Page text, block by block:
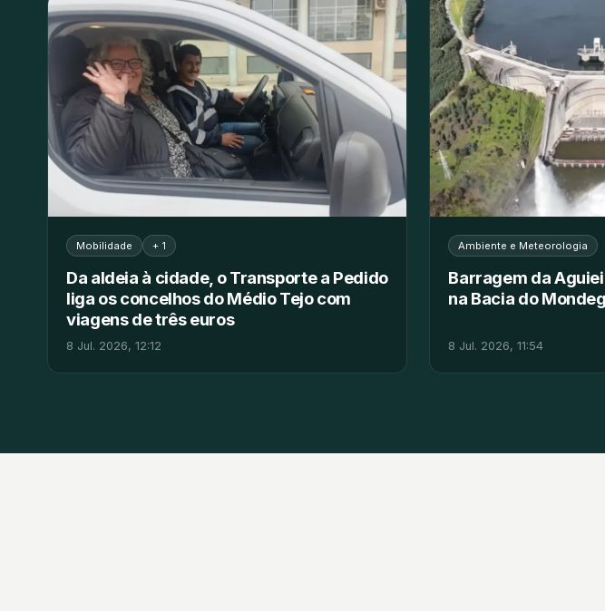
Mobilidade + 1
Da aldeia à cidade, o Transporte a Pedido
liga os concelhos do Médio Tejo com
viagens de três euros
8 Jul. 2026, 12:12
Ambiente e Meteorologia
Barragem da
na Bacia do
8 Jul. 2026, 11:54